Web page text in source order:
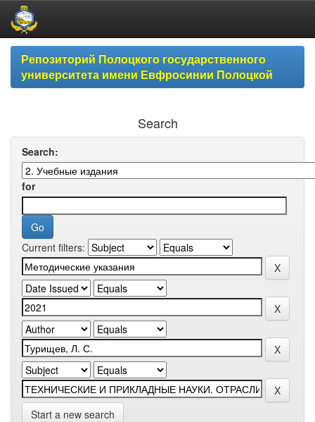
Skip
navigationРепозиторий Полоцкого государственного
университета имени Евфросинии Полоцкой
Search
Search:
for
Current filters:
Start a new search